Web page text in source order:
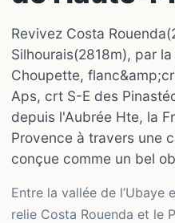
Revivez Costa
Silhourais(2818m), par
Choupette,
Aps, crt S-E des
depuis l'Aubrée Hte, la
Provence à travers une
conçue comme un bel
Entre la vallée de
relie Costa Rouenda et le